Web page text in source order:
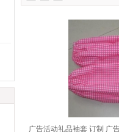
广告活动礼品袖套 订制 广